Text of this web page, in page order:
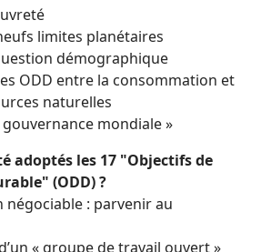
limites planétaires
démographique
ODD entre la consommation et
naturelles
gouvernance mondiale »
adoptés les 17 "Objectifs de
(ODD) ?
négociable : parvenir au
« groupe de travail ouvert »